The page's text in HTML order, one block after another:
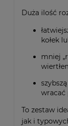
Duża ilość
kołek
mniej
wracać
To zestaw
jak i